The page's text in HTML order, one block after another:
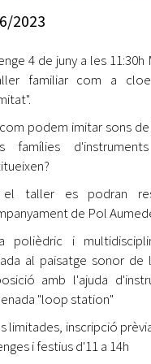
jove 2026
Cerdanyola opta a
Barris per transformar
El FIT presenta el
tret de sortida al festival
l'eclipsi solar
2023
4 de juny a les
familiar com a
podem imitar sons
famílies
el taller es podran
de Pol
polièdric i
al paisatge sonor
amb l'ajuda
"loop station"
limitades, inscripció
i festius d'11 a 14h